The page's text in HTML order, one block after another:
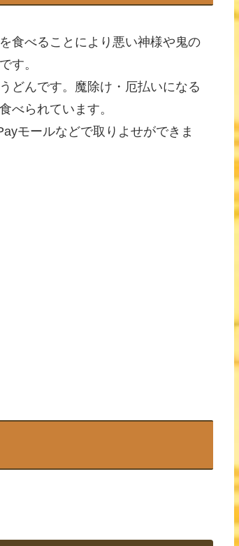
食べることにより悪い神様や鬼の
す。
どんです。魔除け・厄払いになる
べられています。
モールなどで取りよせができま